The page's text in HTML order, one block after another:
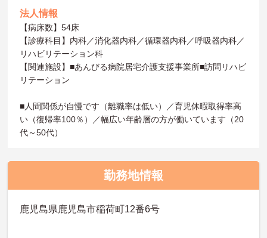
法人情報
【病床数】54床
【診療科目】内科／消化器内科／循環器内科／呼吸器内科／
リハビリテーション科
【関連施設】■あんびる病院居宅介護支援事業所■訪問リハビ
リテーション
■人間関係が自慢です（離職率は低い）／育児休暇取得率高
い（復帰率100％）／幅広い年齢層の方が働いています（20
代～50代）
勤務地情報
鹿児島県鹿児島市稲荷町12番6号